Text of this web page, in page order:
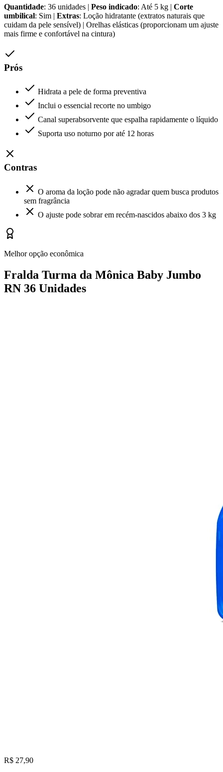
Quantidade: 36 unidades | Peso indicado: Até 5 kg | Corte
umbilical: Sim | Extras: Loção hidratante (extratos naturais que
cuidam da pele sensível) | Orelhas elásticas (proporcionam um ajuste
mais firme e confortável na cintura)
Prós
Hidrata a pele de forma preventiva
Inclui o essencial recorte no umbigo
Canal superabsorvente que espalha rapidamente o líquido
Suporta uso noturno por até 12 horas
Contras
O aroma da loção pode não agradar quem busca produtos
sem fragrância
O ajuste pode sobrar em recém-nascidos abaixo dos 3 kg
Melhor opção econômica
Fralda Turma da Mônica Baby Jumbo
RN 36 Unidades
R$ 27,90